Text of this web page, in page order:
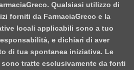
Qualsiasi utilizzo di
forniti da FarmaciaGreco e la
locali applicabili sono a tuo
e dichiari di aver
di tua spontanea iniziativa. Le
tratte esclusivamente da fonti